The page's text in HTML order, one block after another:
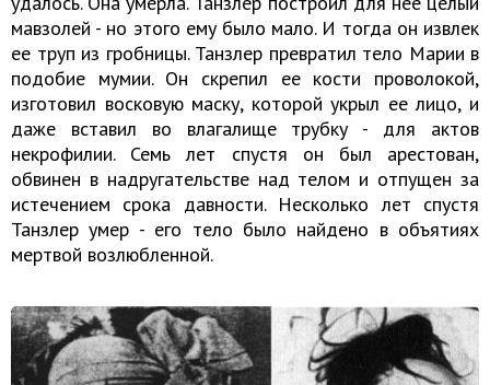
мавзолей - но этого ему было мало. И тогда он извлек
ее труп из гробницы. Танзлер превратил тело Марии в
подобие мумии. Он скрепил ее кости проволокой,
изготовил восковую маску, которой укрыл ее лицо, и
даже вставил во влагалище трубку - для актов
некрофилии. Семь лет спустя он был арестован,
обвинен в надругательстве над телом и отпущен за
истечением срока давности. Несколько лет спустя
Танзлер умер - его тело было найдено в объятиях
мертвой возлюбленной.